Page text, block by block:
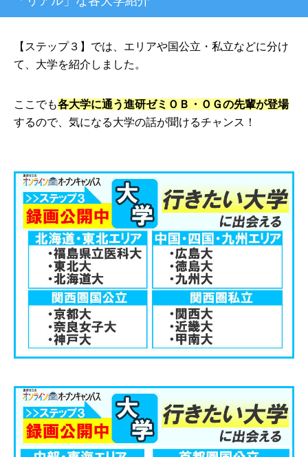
【ステップ３】では、エリアや国公立・私立などに分け
て、大学を紹介しました。
ここでも各大学に通う進研ゼミＯＢ・ＯＧの先輩が登場
するので、気になる大学の話が聞けるチャンス！